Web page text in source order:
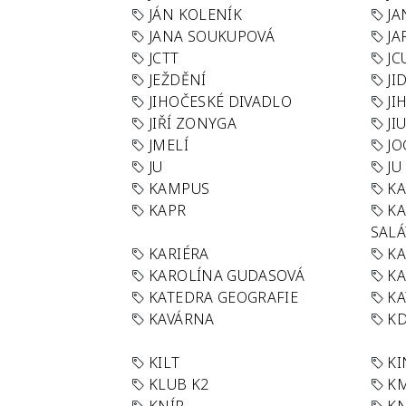
JÁN KOLENÍK
JANA SOUKUPOVÁ
JCTT
JEŽDĚNÍ
JIHOČESKÉ DIVADLO
JIŘÍ ZONYGA
JMELÍ
JU
KAMPUS
KAPR
KARIÉRA
KAROLÍNA GUDASOVÁ
KATEDRA GEOGRAFIE
KAVÁRNA
KILT
KLUB K2